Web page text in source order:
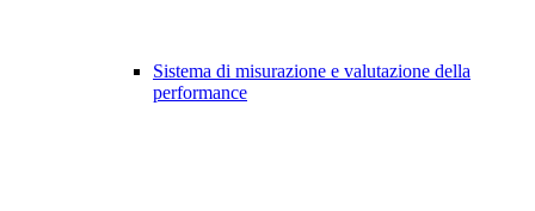
Sistema di misurazione e valutazione della
performance